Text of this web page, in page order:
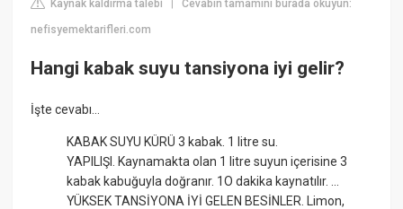
Kaynak kaldırma talebi |Cevabın tamamını burada okuyun:
nefisyemektarifleri.com
Hangi kabak suyu tansiyona iyi gelir?
İşte cevabı...
KABAK SUYU KÜRÜ 3 kabak. 1 litre su.
YAPILIŞI. Kaynamakta olan 1 litre suyun içerisine 3
kabak kabuğuyla doğranır. 1O dakika kaynatılır. ...
YÜKSEK TANSİYONA İYİ GELEN BESİNLER. Limon,